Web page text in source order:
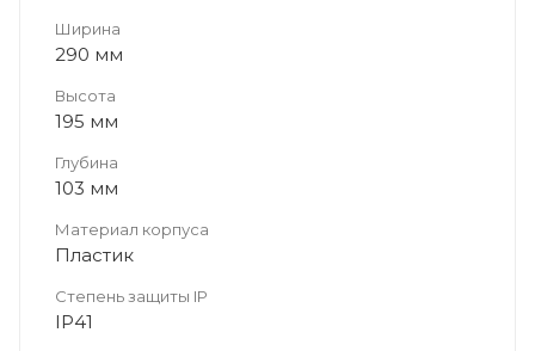
Ширина
290 мм
Высота
195 мм
Глубина
103 мм
Материал корпуса
Пластик
Степень защиты IP
IP41